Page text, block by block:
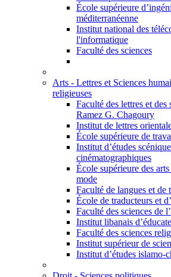
École supérieure
méditerranéenne
Institut national des
l'informatique
Faculté des sciences
Arts - Lettres et Sciences
religieuses
Faculté des lettres et des
Ramez G. Chagoury
Institut de lettres
École supérieure de
Institut d’études
cinématographiques
École supérieure des
mode
Faculté de langues et de
École de traducteurs et
Faculté des sciences de
Institut libanais
Faculté des sciences
Institut supérieur de
Institut d’études islamo-